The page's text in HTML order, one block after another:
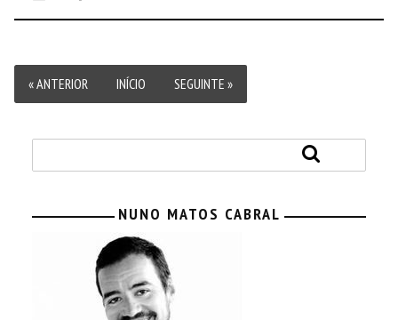
« ANTERIOR INÍCIO SEGUINTE »
NUNO MATOS CABRAL